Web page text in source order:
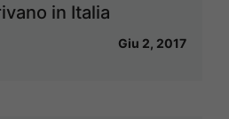
in Italia
Giu 2, 2017